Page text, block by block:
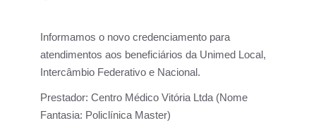
Informamos o novo credenciamento para
atendimentos aos beneficiários da Unimed Local,
Intercâmbio Federativo e Nacional.
Prestador: Centro Médico Vitória Ltda (Nome
Fantasia: Policlínica Master)